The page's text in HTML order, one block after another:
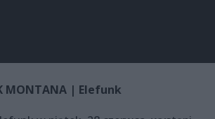
MONTANA | Elefunk